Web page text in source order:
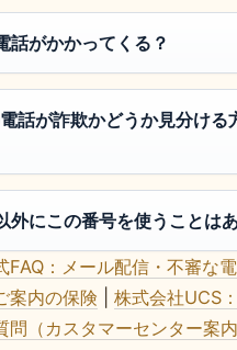
話がかかってくる？
が詐欺かどうか見分ける
外にこの番号を使うことは
FAQ：メール配信・不審な
案内の保険
株式会社UCS
問（カスタマーセンター案